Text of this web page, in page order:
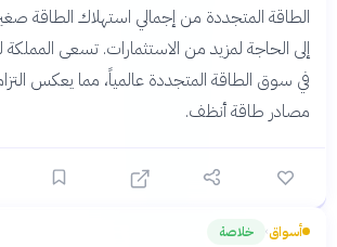
الطاقة المتجددة من إجمالي استهلاك الطاقة
إلى الحاجة لمزيد من الاستثمارات. تسعى المملكة
في سوق الطاقة المتجددة عالمياً، مما يعكس
مصادر طاقة أنظف.
أسواق› خلاصة